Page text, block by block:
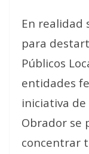
En realidad
para
Públicos
entidades
iniciativa
Obrador se
concentrar